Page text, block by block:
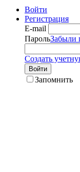
Войти
Регистрация
E-mail
ПарольЗабыли
Создать
Войти
Запомнить